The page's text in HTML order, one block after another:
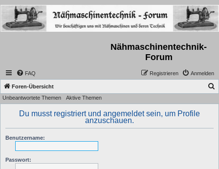
Nähmaschinentechnik-
Forum
FAQ Anmelden
Registrieren
Foren-Übersicht
Unbeantwortete Themen Aktive Themen
Du musst registriert und angemeldet sein, um Profile
anzuschauen.
Benutzername:
Passwort: